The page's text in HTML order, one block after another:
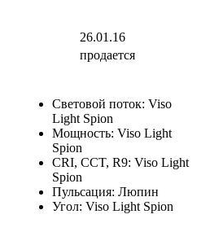
26.01.16
продается
Световой поток: Viso
Light Spion
Мощность: Viso Light
Spion
CRI, CCT, R9: Viso Light
Spion
Пульсация: Люпин
Угол: Viso Light Spion